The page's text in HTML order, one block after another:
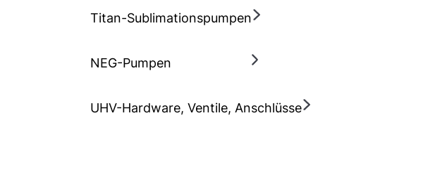
Titan-Sublimationspumpen
NEG-Pumpen
UHV-Hardware, Ventile, Anschlüsse